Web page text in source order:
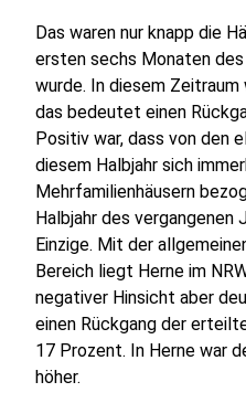
Das waren nur knapp die
ersten sechs Monaten
wurde. In diesem Zeitraum
das bedeutet einen
Positiv war, dass von den
diesem Halbjahr sich
Mehrfamilienhäusern
Halbjahr des vergangenen
Einzige. Mit der
Bereich liegt Herne im
negativer Hinsicht aber
einen Rückgang der
17 Prozent. In Herne war
höher.